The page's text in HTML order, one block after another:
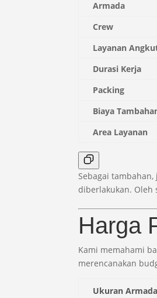
Armada
Crew
Layanan
Durasi Kerja
Packing
Biaya
Area Layanan
Sebagai
diberlakukan. Oleh
Harga
Kami memahami
merencanakan
Ukuran Armada